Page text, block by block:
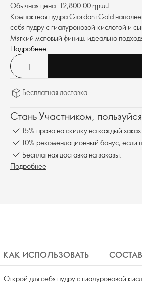
Обычная цена: 12,800.00 դրամ
Компактная пудра Giordani Gold
себя пудру с гиалуроновой кислотой и
Мягкий матовый финиш, идеально
Подробнее
Бесплатная доставка
Стань Участником,
15% право на скидку на каждый заказ.
10% рекомендационный бонус, если
Бесплатная доставка на заказы.
Подробнее
КАК ИСПОЛЬЗОВАТЬ СОСТАВ
для себя пудру с гиалуроновой